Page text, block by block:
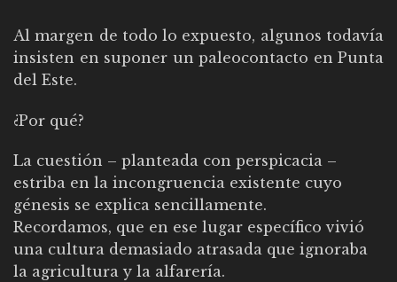
Al margen de todo lo expuesto, algunos todavía
insisten en suponer un paleocontacto en Punta
del Este.
¿Por qué?
La cuestión – planteada con perspicacia –
estriba en la incongruencia existente cuyo
génesis se explica sencillamente.
Recordamos, que en ese lugar específico vivió
una cultura demasiado atrasada que ignoraba
la agricultura y la alfarería.